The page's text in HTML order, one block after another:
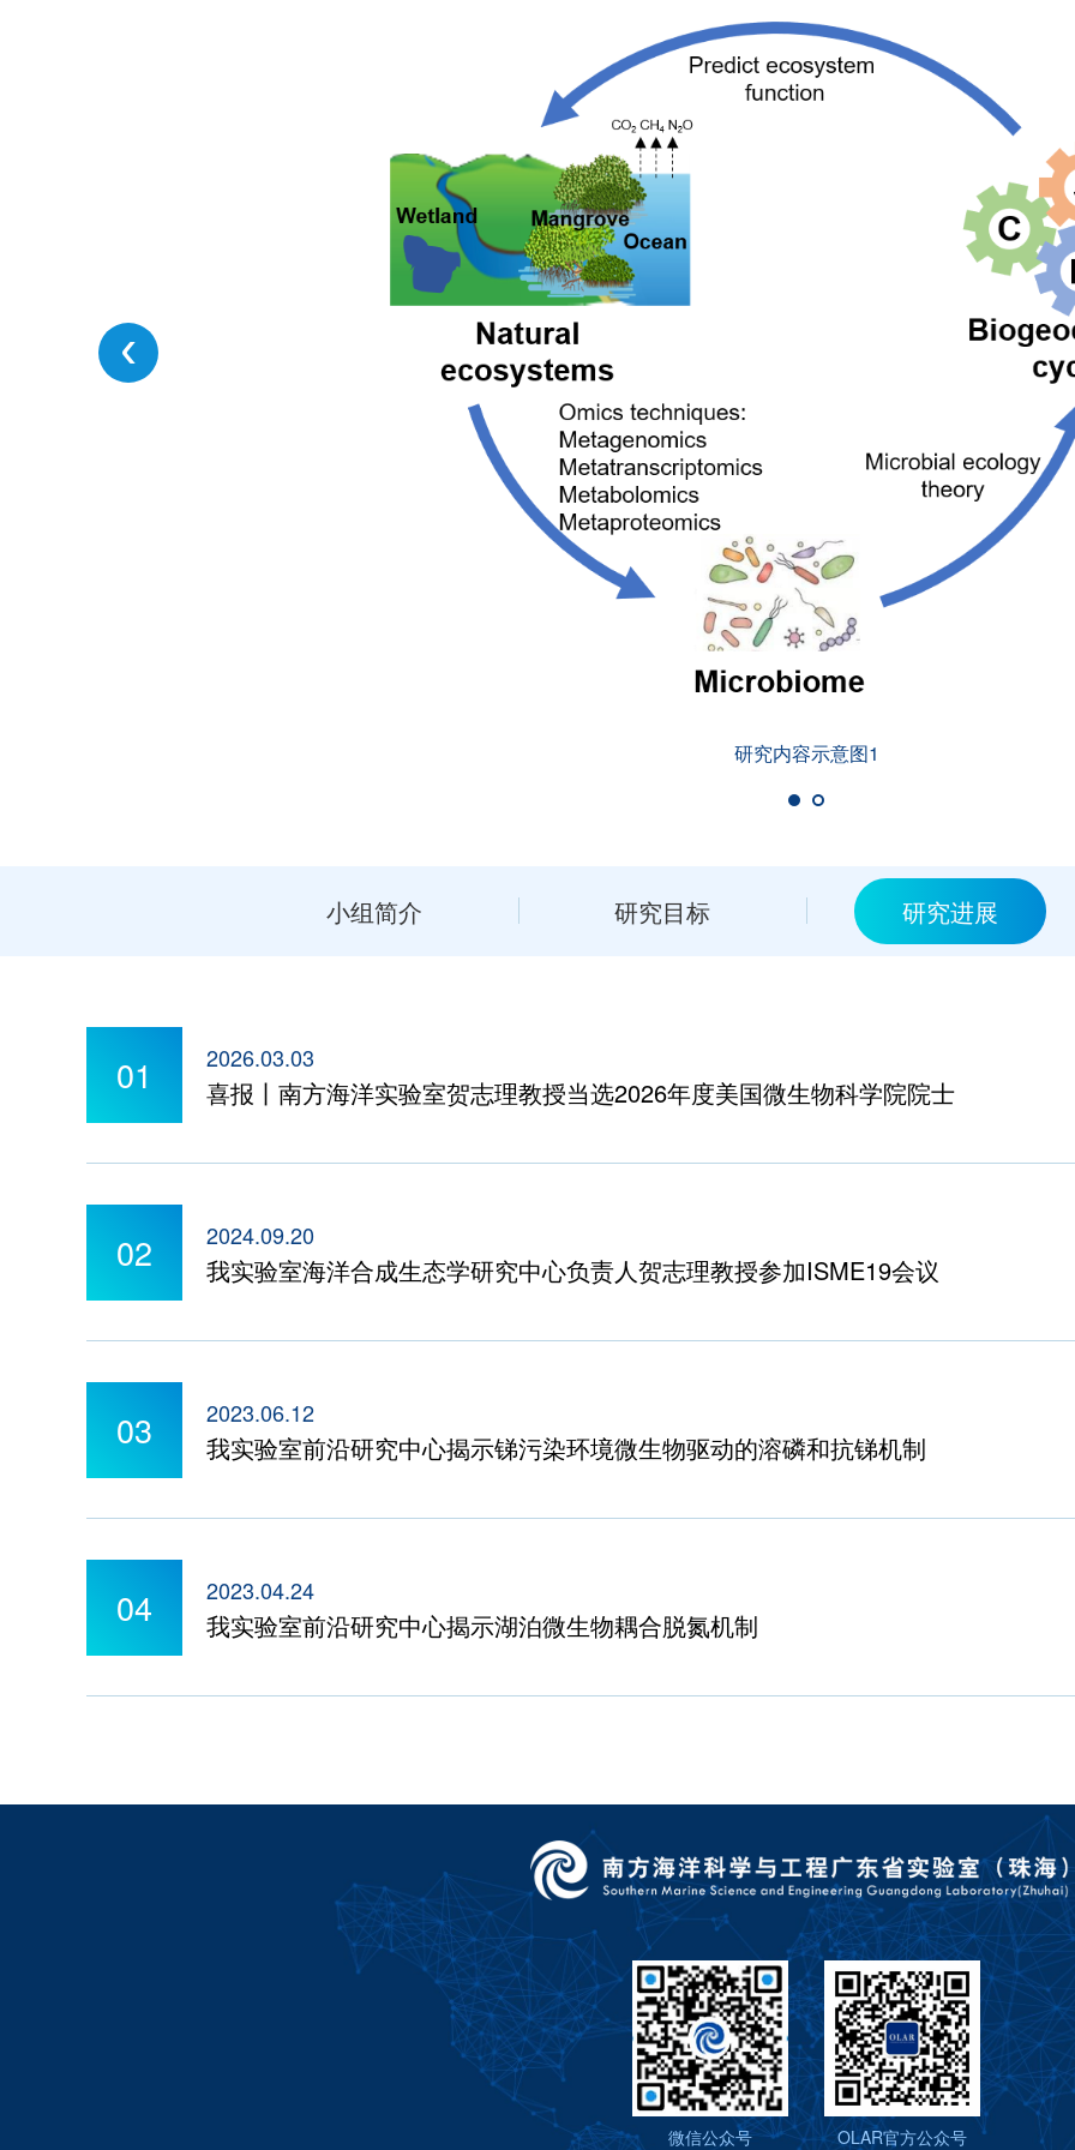
研究内容示意图1
小组简介 研究目标 研究进展
01 2026.03.03
喜报丨南方海洋实验室贺志理教授当选2026年度美国微生物科学院院士
02 2024.09.20
我实验室海洋合成生态学研究中心负责人贺志理教授参加ISME19会议
03 2023.06.12
我实验室前沿研究中心揭示锑污染环境微生物驱动的溶磷和抗锑机制
04 2023.04.24
我实验室前沿研究中心揭示湖泊微生物耦合脱氮机制
微信公众号 OLAR官方公众号